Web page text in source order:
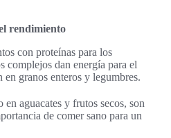
rendimiento
con proteínas para los
complejos dan energía para el
granos enteros y legumbres.
en aguacates y frutos secos, son
de comer sano para un